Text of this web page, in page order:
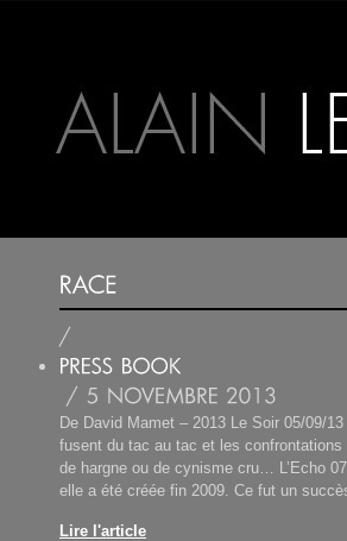
De David Mamet – 2013 Le Soir 05/09/
fusent du tac au tac et les
de hargne ou de cynisme cru… L’Echo
elle a été créée fin 2009. Ce fut un
Lire l'article